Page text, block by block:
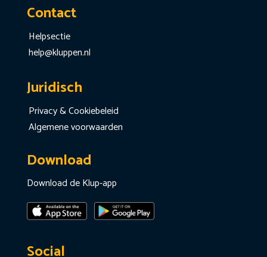
Contact
Helpsectie
help@kluppen.nl
Juridisch
Privacy & Cookiebeleid
Algemene voorwaarden
Download
Download de Klup-app
Social